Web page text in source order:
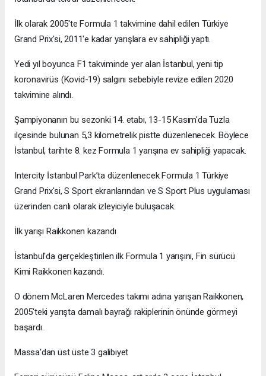
İlk olarak 2005'te Formula 1 takvimine dahil edilen Türkiye
Grand Prix'si, 2011'e kadar yarışlara ev sahipliği yaptı.
Yedi yıl boyunca F1 takviminde yer alan İstanbul, yeni tip
koronavirüs (Kovid-19) salgını sebebiyle revize edilen 2020
takvimine alındı.
Şampiyonanın bu sezonki 14. etabı, 13-15 Kasım'da Tuzla
ilçesinde bulunan 5,3 kilometrelik pistte düzenlenecek. Böylece
İstanbul, tarihte 8. kez Formula 1 yarışına ev sahipliği yapacak.
Intercity İstanbul Park’ta düzenlenecek Formula 1 Türkiye
Grand Prix'si, S Sport ekranlarından ve S Sport Plus uygulaması
üzerinden canlı olarak izleyiciyle buluşacak.
İlk yarışı Raikkonen kazandı
İstanbul'da gerçekleştirilen ilk Formula 1 yarışını, Fin sürücü
Kimi Raikkonen kazandı.
O dönem McLaren Mercedes takımı adına yarışan Raikkonen,
2005'teki yarışta damalı bayrağı rakiplerinin önünde görmeyi
başardı.
Massa'dan üst üste 3 galibiyet